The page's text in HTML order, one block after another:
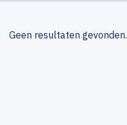
Geen resultaten gevonden.